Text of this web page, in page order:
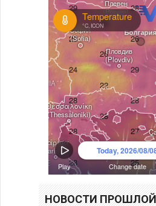
НОВОСТИ